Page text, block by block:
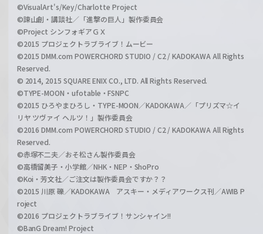
©VisualArt's/Key/Charlotte Project
©諫山創・講談社／「進撃の巨人」製作委員会
©Project シンフォギアＧＸ
©2015 プロジェクトラブライブ！ムービー
©2015 DMM.com POWERCHORD STUDIO / C2 / KADOKAWA All Rights
Reserved.
© 2014, 2015 SQUARE ENIX CO., LTD. All Rights Reserved.
©TYPE-MOON・ufotable・FSNPC
©2015 ひろやまひろし・TYPE-MOON／KADOKAWA／「プリズマ☆イ
リヤ ツヴァイ ヘルツ！」製作委員会
©2016 DMM.com POWERCHORD STUDIO / C2 / KADOKAWA All Rights
Reserved.
©赤塚不二夫／おそ松さん製作委員会
©高橋留美子・小学館／NHK・NEP・ShoPro
©Koi・芳文社／ご注文は製作委員会ですか？？
©2015 川原 礫／KADOKAWA アスキー・メディアワークス刊／AWIB P
roject
©2016 プロジェクトラブライブ！サンシャイン!!
©BanG Dream! Project